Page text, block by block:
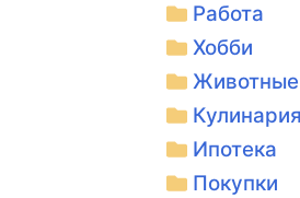
Работа
Хобби
Животные
Кулинария
Ипотека
Покупки